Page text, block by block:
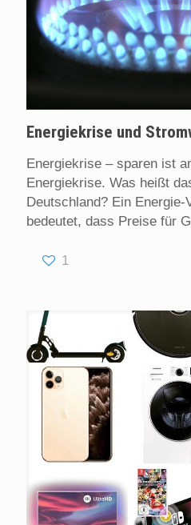
Energiekrise und
Energiekrise – sparen ist
Energiekrise. Was heißt
Deutschland? Ein Energie-
bedeutet, dass Preise für
1